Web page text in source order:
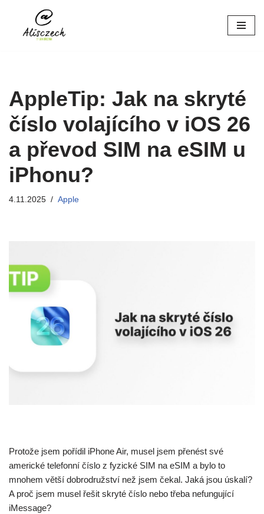
Přeskočit
AppleTip: Jak na skryté
číslo volajícího v iOS 26
a převod SIM na eSIM u
iPhonu?
4.11.2025 Apple
Protože jsem pořídil iPhone Air, musel jsem přenést své
americké telefonní číslo z fyzické SIM na eSIM a bylo to
mnohem větší dobrodružství než jsem čekal. Jaká jsou úskalí?
A proč jsem musel řešit skryté číslo nebo třeba nefungující
iMessage?